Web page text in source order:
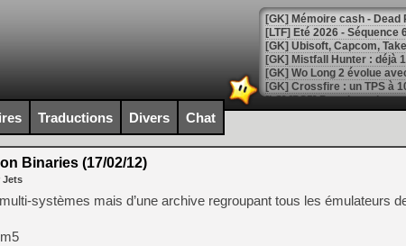
[LTF] Eté 2026 - Séquence
[GK] Mistfall Hunter : déjà
[GK] Wo Long 2 évolue
[GK] Crossfire : un TPS à
[LS] [PS5] Premiers
[Mo5] DOOM arrive en
[GK] Bethesda fête les 30
[GK] Roblox : l'action en
Traductions Divers Chat
Binaries (17/02/12)
Jets
systèmes mais d’une archive regroupant tous les émulateurs